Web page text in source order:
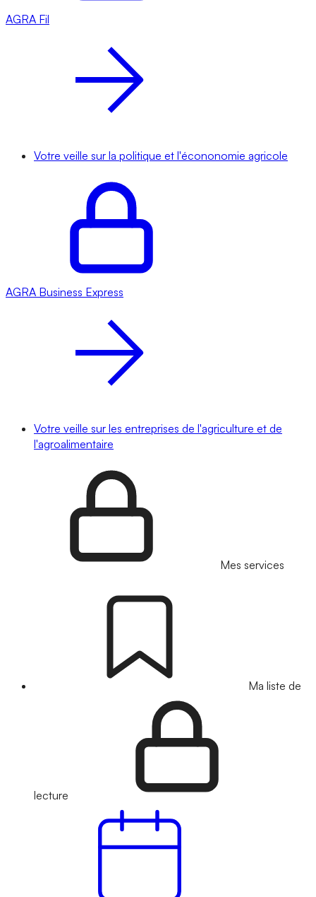
AGRA Fil
Votre veille sur la politique et l'écononomie agricole
AGRA Business Express
Votre veille sur les entreprises de l'agriculture et de
l'agroalimentaire
Mes services
Ma liste de
lecture